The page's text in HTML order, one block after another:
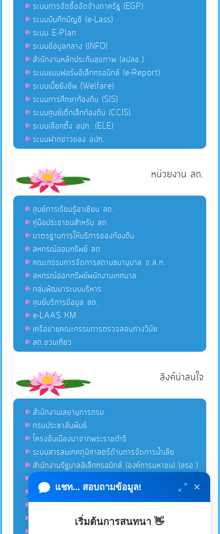
แชท... สอบถามข้อมูล! ×
เริ่มต้นการสนทนา 👋
ระบบการจัดซื้อจัดจ้างภาครัฐ (EGP)
ระบบบันทึกบัญชี (e-Lass)
ระบบ E-Plan
ระบบข้อมูลกลาง (INFO)
สำนักงานหลักประกันสุขภาพ (สปสช.)
ระบบแบบฟอร์มอิเล็กทรอนิกส์ (e-Report)
ระบบเบี้ยยังชีพ (Welfare)
ระบบการศึกษาท้องถิ่น (SIS)
ระบบศูนย์เด็กเล็กท้องถิ่น (CCIS)
ระบบเลือกตั้ง อปท. (ELE)
ระบบฝากข่าวของ อปท.
หน่วยงาน สถ.
ศูนย์การเรียนรู้อาเซียน สถ.
คู่มือประชาชนสำหรับ สถ.
มาตรฐานการให้บริการของท้องถิ่น
สหกรณ์ออมทรัพย์ สถ.
คณะกรรมการจัดการสถานธนานุบาล จ.ส.ท.
สหกรณ์ออกทรัพย์พนักงานเทศบาล
กลุ่มพัฒนาระบบบริหาร
ศูนย์บริการข้อมูล สถ.
e-LAAS KM
เครือข่ายคณะกรรมการตรวจสอบทางวินัย
สถ.ชวนเที่ยว
ลิงค์น่าสนใจ
สำนักงานเลขานุการกรม
กรมประชาสัมพันธ์
โครงอันเนื่องมาจากพระราชดำริ
ระบบสารสนเทศภูมิศาสตร์ด้านการจัดการน้ำเสีย
สำนักงานรัฐบาลอิเล็กทรอนิกส์ (องค์การมหาชน) (สรอ.)
โครงการอนุรักษ์พันธุกรรมพืชอันเนื่องมาจากพระราชดำริ
คลังข่าวมหาไทย
คู่มือตาม พ.ร.บ.อำนวยความสดวกฯ
ฐานข้อมูลหน่วยงานภาครัฐ (INFO)